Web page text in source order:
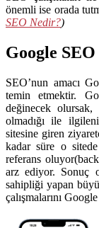
önemli ise orada
SEO Nedir?)
Google
SEO’nun amacı
temin etmektir.
değinecek
olmadığı ile
sitesine giren
kadar süre o
referans
arz ediyor. Sonuç
sahipliği yapan
çalışmalarını